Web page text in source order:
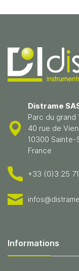
Distrame
Parc du grand
40 rue de
10300 Sainte-
France
+33 (0)3 25
Informations